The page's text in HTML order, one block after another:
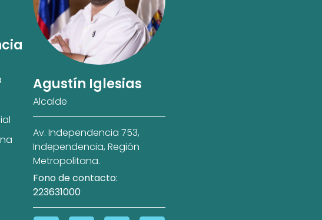
Agustín Iglesias
Alcalde
Av. Independencia 753,
Independencia, Región
Metropolitana.
Fono de contacto:
223631000